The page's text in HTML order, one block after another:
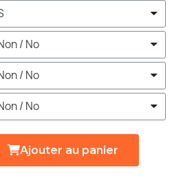
Ajouter au panier